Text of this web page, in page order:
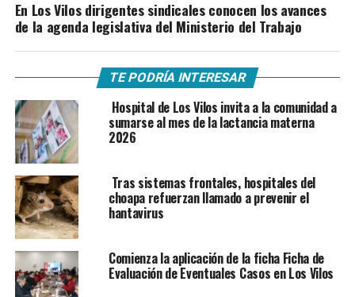
En Los Vilos dirigentes sindicales conocen los avances
de la agenda legislativa del Ministerio del Trabajo
TE PODRÍA INTERESAR
Hospital de Los Vilos invita a la comunidad a
sumarse al mes de la lactancia materna
2026
Tras sistemas frontales, hospitales del
choapa refuerzan llamado a prevenir el
hantavirus
Comienza la aplicación de la ficha Ficha de
Evaluación de Eventuales Casos en Los Vilos